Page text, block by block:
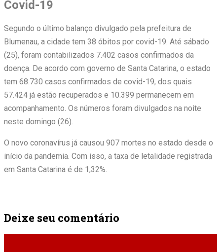
Covid-19
Segundo o último balanço divulgado pela prefeitura de
Blumenau, a cidade tem 38 óbitos por covid-19. Até sábado
(25), foram contabilizados 7.402 casos confirmados da
doença. De acordo com governo de Santa Catarina, o estado
tem 68.730 casos confirmados de covid-19, dos quais
57.424 já estão recuperados e 10.399 permanecem em
acompanhamento. Os números foram divulgados na noite
neste domingo (26).
O novo coronavírus já causou 907 mortes no estado desde o
início da pandemia. Com isso, a taxa de letalidade registrada
em Santa Catarina é de 1,32%.
Deixe seu comentário